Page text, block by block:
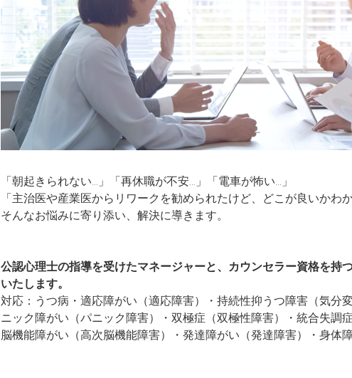
「朝起きられない...」「再休職が不安...」「電車が怖い...」
「主治医や産業医からリワークを勧められたけど、どこが良いかわ
そんなお悩みに寄り添い、解決に導きます。
公認心理士の指導を受けたマネージャーと、カウンセラー資格を持
いたします。
対応：うつ病・適応障がい（適応障害）・持続性抑うつ障害（気分
ニック障がい（パニック障害）・双極症（双極性障害）・統合失調
脳機能障がい（高次脳機能障害）・発達障がい（発達障害）・身体